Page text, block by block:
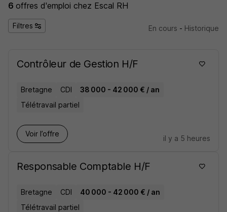
6 offres d'emploi chez Escal RH
Filtres En cours - Historique
Contrôleur de Gestion H/F
Bretagne CDI
38 000 - 42 000 € / an
Télétravail partiel
Voir l’offre
il y a 5 heures
Responsable Comptable H/F
Bretagne CDI
40 000 - 42 000 € / an
Télétravail partiel